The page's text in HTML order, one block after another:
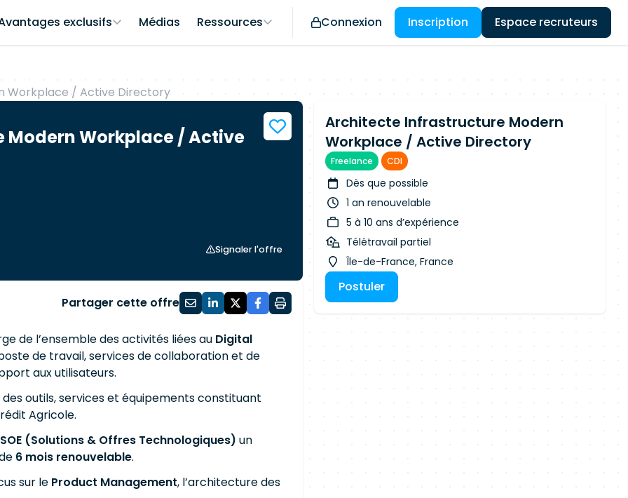
exclusifs Médias Ressources Connexion Inscription Espace recruteurs
Workplace / Active Directory
Workplace / Active
Signaler l'offre
Partager cette offre
de l’ensemble des activités liées au Digital
de travail, services de collaboration et de
aux utilisateurs.
outils, services et équipements constituant
Agricole.
SOE (Solutions & Offres Technologiques) un
6 mois renouvelable.
sur le Product Management, l’architecture des
Architecte Infrastructure Modern
Workplace / Active Directory
Freelance CDI
Dès que possible
1 an renouvelable
5 à 10 ans d’expérience
Télétravail partiel
Île-de-France, France
Postuler